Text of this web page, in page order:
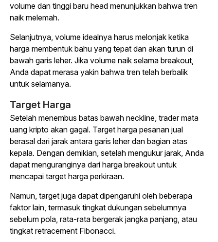
volume dan tinggi baru head menunjukkan bahwa tren
naik melemah.
Selanjutnya, volume idealnya harus melonjak ketika
harga membentuk bahu yang tepat dan akan turun di
bawah garis leher. Jika volume naik selama breakout,
Anda dapat merasa yakin bahwa tren telah berbalik
untuk selamanya.
Target Harga
Setelah menembus batas bawah neckline, trader mata
uang kripto akan gagal. Target harga pesanan jual
berasal dari jarak antara garis leher dan bagian atas
kepala. Dengan demikian, setelah mengukur jarak, Anda
dapat menguranginya dari harga breakout untuk
mencapai target harga perkiraan.
Namun, target juga dapat dipengaruhi oleh beberapa
faktor lain, termasuk tingkat dukungan sebelumnya
sebelum pola, rata-rata bergerak jangka panjang, atau
tingkat retracement Fibonacci.